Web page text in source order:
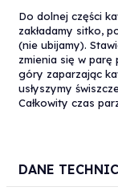
Do dolnej części
zakładamy sitko,
(nie ubijamy).
zmienia się w
góry zaparzając
usłyszymy
Całkowity czas
DANE